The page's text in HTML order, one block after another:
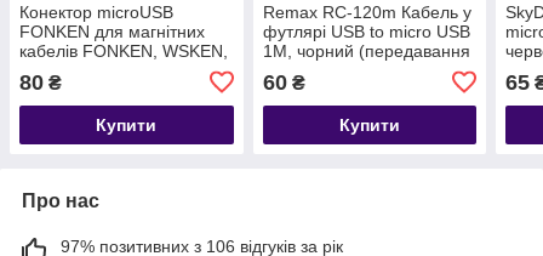
Конектор microUSB
FONKEN для магнітних
кабелів FONKEN, WSKEN,
80 ₴
Купити
Remax RC-120m Кабель у
футлярі USB to micro USB
1M, чорний (передавання
60₴
Купити
65
Про нас
97% позитивних з 106 відгуків за рік